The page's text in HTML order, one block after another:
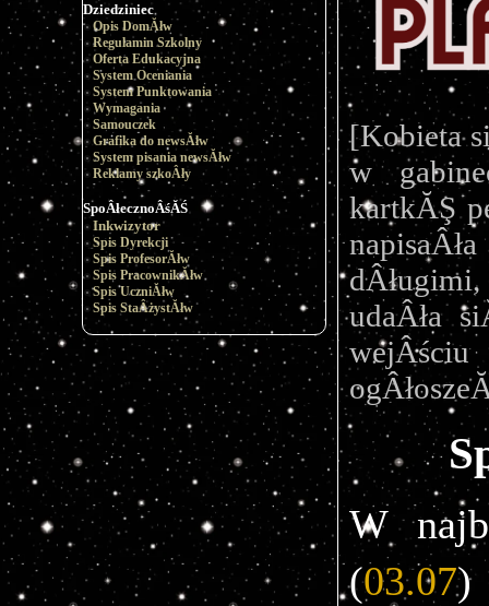
Dziedziniec
Opis DomĂłw
Regulamin Szkolny
Oferta Edukacyjna
System Oceniania
System Punktowania
Wymagania
Samouczek
Grafika do newsĂłw
System pisania newsĂłw
Reklamy szkoÂły
SpoÂłecznoÂśĂŚ
Inkwizytor
Spis Dyrekcji
Spis ProfesorĂłw
Spis PracownikĂłw
Spis UczniĂłw
Spis StaÂżystĂłw
[Kobieta
w
kartkĂŞ
udaÂła
W
(03.07)